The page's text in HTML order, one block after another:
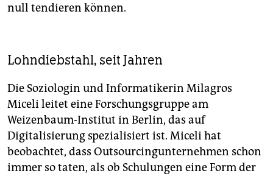
null tendieren können.
Lohndiebstahl, seit Jahren
Die Soziologin und Informatikerin Milagros
Miceli leitet eine Forschungsgruppe am
Weizenbaum-­Institut in Berlin, das auf
Digitalisierung spezialisiert ist. Miceli hat
beobachtet, dass Outsourcingunternehmen schon
immer so taten, als ob Schulungen eine Form der